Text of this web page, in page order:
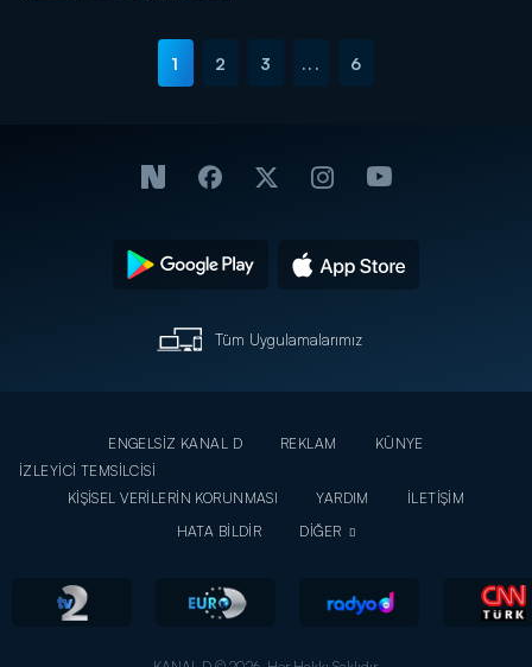
1 2 3 ... 6
Tüm Uygulamalarımız
ENGELSİZ KANAL D REKLAM
KÜNYE
İZLEYİCİ TEMSİLCİSİ
KİŞİSEL VERİLERİN KORUNMASI
YARDIM
İLETİŞİM
HATA BİLDİR
DİĞER